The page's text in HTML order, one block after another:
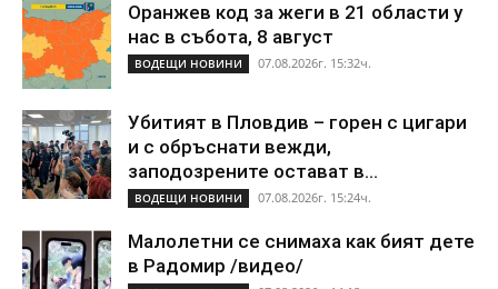
Оранжев код за жеги в 21 области у
нас в събота, 8 август
ВОДЕЩИ НОВИНИ 07.08.2026г. 15:32ч.
Убитият в Пловдив – горен с цигари
и с обръснати вежди,
заподозрените остават в...
ВОДЕЩИ НОВИНИ 07.08.2026г. 15:24ч.
Малолетни се снимаха как бият дете
в Радомир /видео/